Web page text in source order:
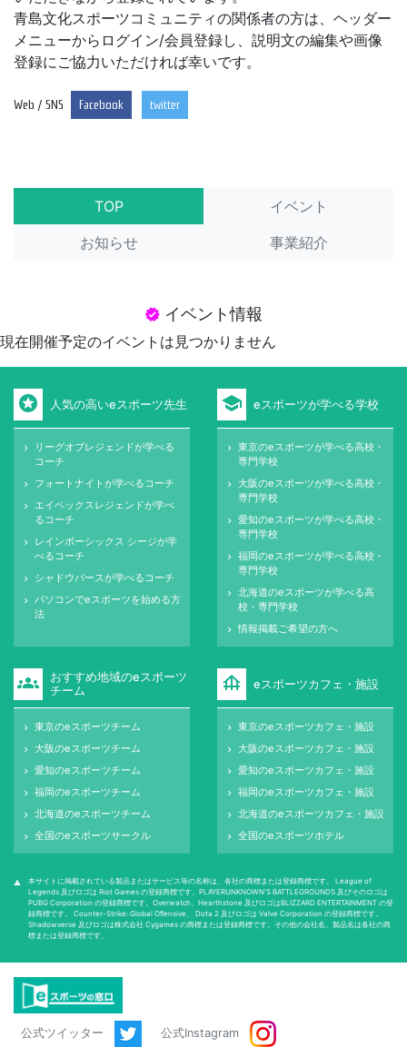
青島文化スポーツコミュニティの関係者の方は、ヘッダー
メニューからログイン/会員登録し、説明文の編集や画像
登録にご協力いただければ幸いです。
Web / SNS Facebook twitter
TOP
イベント
お知らせ
事業紹介
verified イベント情報
現在開催予定のイベントは見つかりません
stars 人気の高いeスポーツ先生
keyboard_arrow_right
リーグオブレジェンドが学べる
コーチ
keyboard_arrow_right フォートナイトが学べるコーチ
keyboard_arrow_right
エイペックスレジェンドが学べ
るコーチ
keyboard_arrow_right
レインボーシックス シージが学
べるコーチ
keyboard_arrow_right シャドウバースが学べるコーチ
keyboard_arrow_right
パソコンでeスポーツを始める方
法
school eスポーツが学べる学校
keyboard_arrow_right
東京のeスポーツが学べる高校・
専門学校
keyboard_arrow_right
大阪のeスポーツが学べる高校・
専門学校
keyboard_arrow_right
愛知のeスポーツが学べる高校・
専門学校
keyboard_arrow_right
福岡のeスポーツが学べる高校・
専門学校
keyboard_arrow_right
北海道のeスポーツが学べる高
校・専門学校
keyboard_arrow_right 情報掲載ご希望の方へ
groups
おすすめ地域のeスポーツ
チーム
keyboard_arrow_right 東京のeスポーツチーム
keyboard_arrow_right 大阪のeスポーツチーム
keyboard_arrow_right 愛知のeスポーツチーム
keyboard_arrow_right 福岡のeスポーツチーム
keyboard_arrow_right 北海道のeスポーツチーム
keyboard_arrow_right 全国のeスポーツサークル
foundation eスポーツカフェ・施設
keyboard_arrow_right 東京のeスポーツカフェ・施設
keyboard_arrow_right 大阪のeスポーツカフェ・施設
keyboard_arrow_right 愛知のeスポーツカフェ・施設
keyboard_arrow_right 福岡のeスポーツカフェ・施設
keyboard_arrow_right 北海道のeスポーツカフェ・施設
keyboard_arrow_right 全国のeスポーツホテル
warning
本サイトに掲載されている製品またはサービス等の名称は、各社の商標または登録商標です。 League of
Legends 及びロゴは Riot Games の登録商標です。PLAYERUNKNOWN'S BATTLEGROUNDS 及びそのロゴは
PUBG Corporation の登録商標です。Overwatch、Hearthstone 及びロゴはBLIZZARD ENTERTAINMENT の登
録商標です。 Counter-Strike: Global Oﬀensive、 Dota 2 及びロゴは Valve Corporation の登録商標です。
Shadowverse 及びロゴは株式会社 Cygames の商標または登録商標です。その他の会社名、製品名は各社の商
標または登録商標です。
公式ツイッター 公式Instagram